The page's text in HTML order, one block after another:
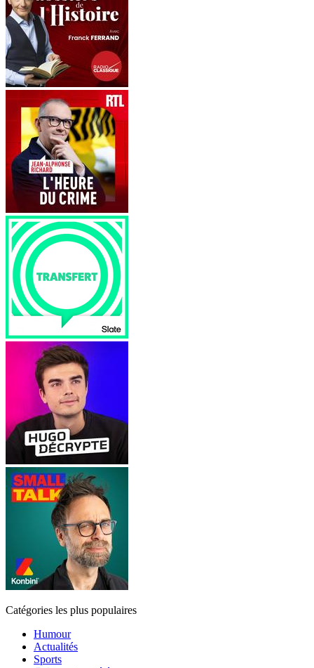
Catégories les plus populaires
Humour
Actualités
Sports